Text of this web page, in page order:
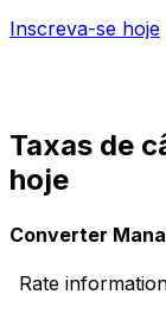
Inscreva-se hoje
Taxas de
hoje
Converter
Rate